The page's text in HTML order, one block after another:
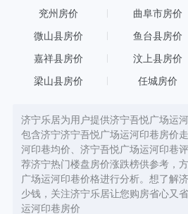
兖州房价 曲阜市房价
微山县房价 鱼台县房价
嘉祥县房价 汶上县房价
梁山县房价 任城房价
济宁乐居为用户提供济宁吾悦广场运
包含济宁济宁吾悦广场运河印巷房价
河印巷均价、济宁吾悦广场运河印巷
荐济宁热门楼盘房价涨跌榜供参考，
广场运河印巷价格进行分析。想了解
少钱，关注济宁乐居让您购房省心又
运河印巷房价